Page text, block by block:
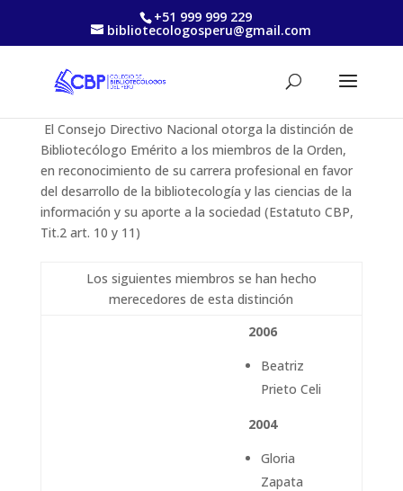
+51 999 999 229
bibliotecologosperu@gmail.com
El Consejo Directivo Nacional otorga la distinción de
Bibliotecólogo Emérito a los miembros de la Orden,
en reconocimiento de su carrera profesional en favor
del desarrollo de la bibliotecología y las ciencias de la
información y su aporte a la sociedad (Estatuto CBP,
Tit.2 art. 10 y 11)
Los siguientes miembros se han hecho
merecedores de esta distinción
2006
Beatriz
Prieto Celi
2004
Gloria
Zapata